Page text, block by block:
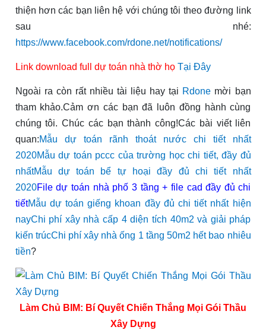
thiện hơn các bạn liên hệ với chúng tôi theo đường link
sau nhé:
https://www.facebook.com/rdone.net/notifications/
Link download full dự toán nhà thờ họ Tại Đây
Ngoài ra còn rất nhiều tài liệu hay tại Rdone mời bạn
tham khảo.Cảm ơn các bạn đã luôn đồng hành cùng
chúng tôi. Chúc các bạn thành công!Các bài viết liên
quan:Mẫu dự toán rãnh thoát nước chi tiết nhất
2020Mẫu dự toán pccc của trường học chi tiết, đầy đủ
nhấtMẫu dự toán bể tự hoại đầy đủ chi tiết nhất
2020File dự toán nhà phố 3 tầng + file cad đầy đủ chi
tiếtMẫu dự toán giếng khoan đầy đủ chi tiết nhất hiện
nayChi phí xây nhà cấp 4 diện tích 40m2 và giải pháp
kiến trúcChi phí xây nhà ống 1 tầng 50m2 hết bao nhiêu
tiền?
Làm Chủ BIM: Bí Quyết Chiến Thắng Mọi Gói Thầu
Xây Dựng